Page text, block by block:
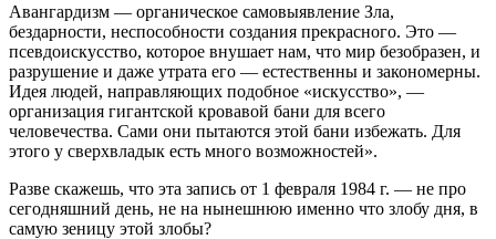
Авангардизм — органическое самовыявление Зла,
бездарности, неспособности создания прекрасного. Это —
псевдоискусство, которое внушает нам, что мир безобразен, и
разрушение и даже утрата его — естественны и закономерны.
Идея людей, направляющих подобное «искусство», —
организация гигантской кровавой бани для всего
человечества. Сами они пытаются этой бани избежать. Для
этого у сверхвладык есть много возможностей».
Разве скажешь, что эта запись от 1 февраля 1984 г. — не про
сегодняшний день, не на нынешнюю именно что злобу дня, в
самую зеницу этой злобы?